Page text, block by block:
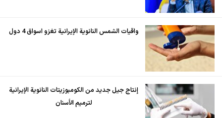
واقيات الشمس النانوية الإيرانية تغزو اسواق 4 دول
إنتاج جيل جديد من الكومبوزيتات النانوية الإيرانية
لترميم الأسنان